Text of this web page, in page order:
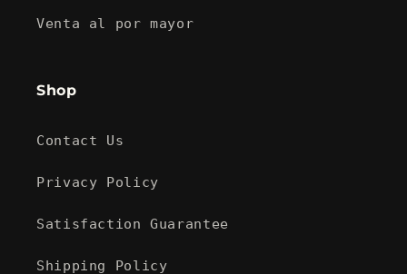
Venta al por mayor
Shop
Contact Us
Privacy Policy
Satisfaction Guarantee
Shipping Policy